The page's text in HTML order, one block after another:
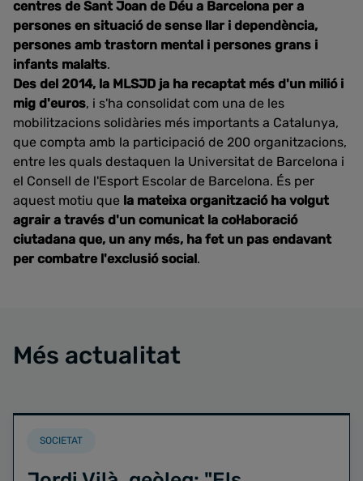
centres de Sant Joan de Déu a Barcelona per a
persones en situació de sense llar i dependència,
persones amb trastorn mental i persones grans i
infants malalts.
Des del 2014, la MLSJD ja ha recaptat més d'un milió i
mig d'euros, i s'ha consolidat com una de les
mobilitzacions solidàries més importants a Catalunya,
que compta amb la participació de 200 organitzacions,
entre les quals destaquen la Universitat de Barcelona i
el Consell de l'Esport Escolar de Barcelona. És per
aquest motiu que la mateixa organització ha volgut
agrair a través d'un comunicat la col·laboració
ciutadana que, un any més, ha fet un pas endavant
per combatre l'exclusió social.
Més actualitat
SOCIETAT